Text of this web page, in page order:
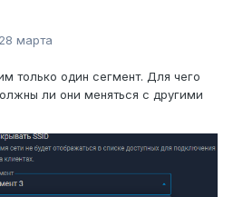
28 марта
только один сегмент. Для чего
ли они меняться с другими